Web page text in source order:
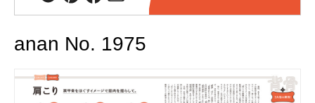
anan No. 1975